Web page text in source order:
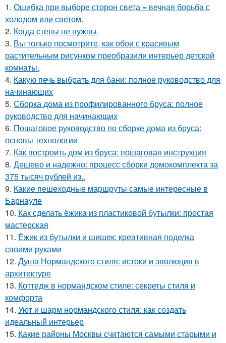
1. Ошибка при выборе сторон света = вечная борьба с
холодом или светом.
2. Когда стены не нужны.
3. Вы только посмотрите, как обои с красивым
растительным рисунком преобразили интерьер детской
комнаты.
4. Какую печь выбрать для бани: полное руководство для
начинающих
5. Сборка дома из профилированного бруса: полное
руководство для начинающих
6. Пошаговое руководство по сборке дома из бруса:
основы технологии
7. Как построить дом из бруса: пошаговая инструкция
8. Дешево и надежно: процесс сборки домокомплекта за
375 тысяч рублей из..
9. Какие пешеходные маршруты самые интересные в
Барнауле
10. Как сделать ёжика из пластиковой бутылки: простая
мастерская
11. Ёжик из бутылки и шишек: креативная поделка
своими руками
12. Душа Нормандского стиля: истоки и эволюция в
архитектуре
13. Коттедж в нормандском стиле: секреты стиля и
комфорта
14. Уют и шарм нормандского стиля: как создать
идеальный интерьер
15. Какие районы Москвы считаются самыми старыми и